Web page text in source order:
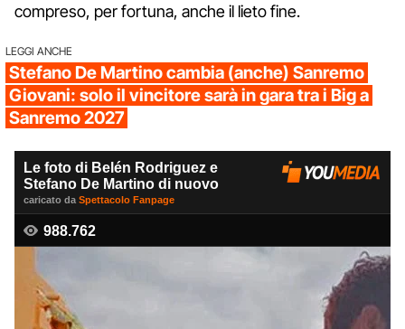
compreso, per fortuna, anche il lieto fine.
LEGGI ANCHE
Stefano De Martino cambia (anche) Sanremo
Giovani: solo il vincitore sarà in gara tra i Big a
Sanremo 2027